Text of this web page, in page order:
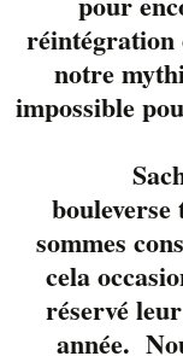
intégrales
pour son «
noble!
batteur
des
moins 25
l’aise au
un
pour
réintégration
notre
sommes
cela
réservé
année.